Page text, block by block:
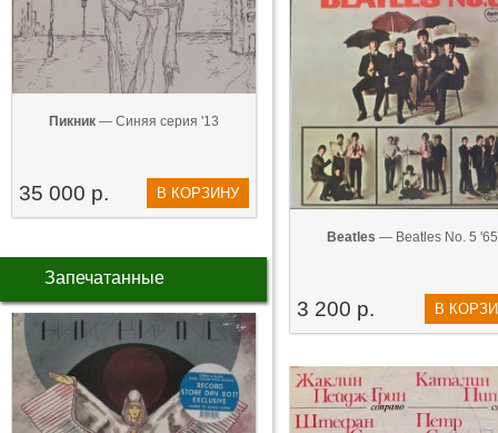
Пикник — Синяя серия '13
35 000 р. В КОРЗИНУ
Запечатанные
Beatles — Beatles No. 5 '65
3 200 р. В